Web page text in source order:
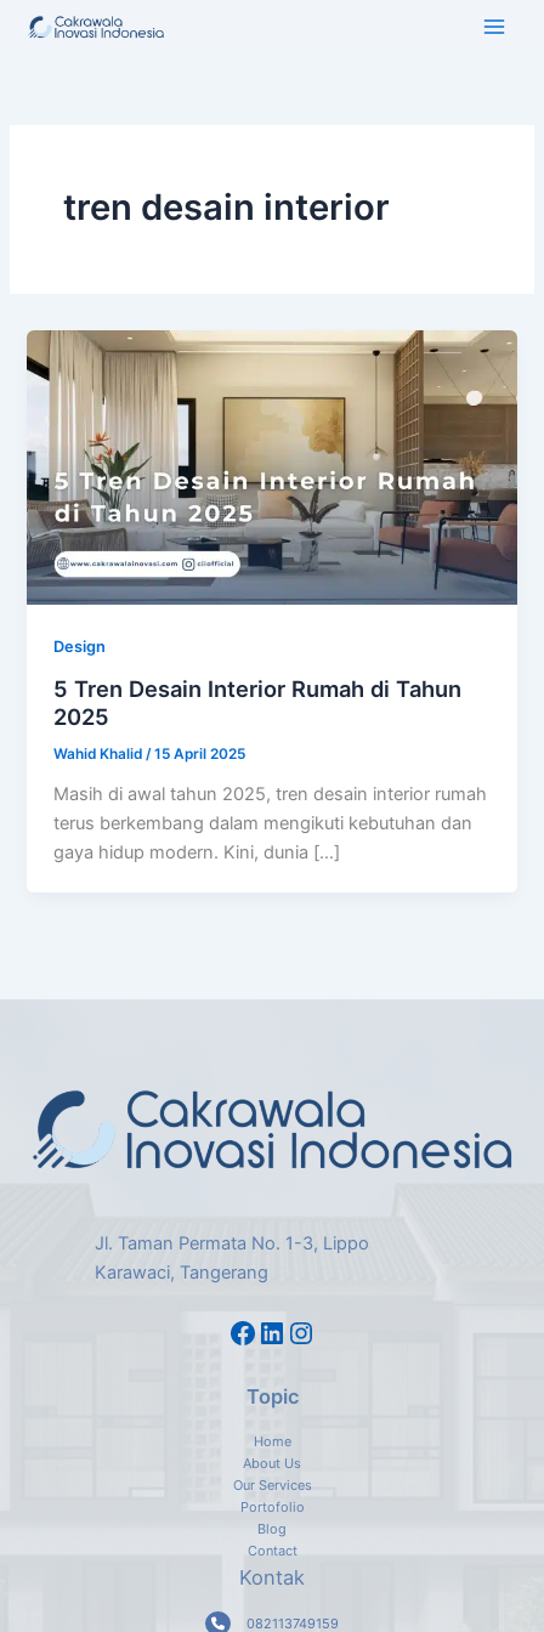
Lewati
tren desain interior
Design
5 Tren Desain Interior Rumah di Tahun
2025
Wahid Khalid /15 April 2025
Masih di awal tahun 2025, tren desain interior rumah
terus berkembang dalam mengikuti kebutuhan dan
gaya hidup modern. Kini, dunia […]
Jl. Taman Permata No. 1-3, Lippo
Karawaci, Tangerang
Topic
Home
About Us
Our Services
Portofolio
Blog
Contact
Kontak
082113749159